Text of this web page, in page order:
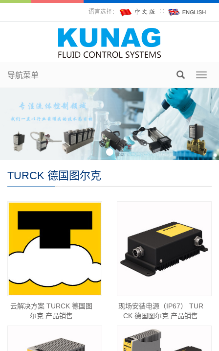
语言选择： ∷
导航菜单
TURCK 德国图尔克
云解决方案 TURCK 德国图
尔克 产品销售
现场安装电源（IP67） TUR
CK 德国图尔克 产品销售